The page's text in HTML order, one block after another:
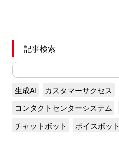
記事検索
生成AI
カスタマーサクセス
コンタクトセンターシステム
チャットボット
ボイスボット